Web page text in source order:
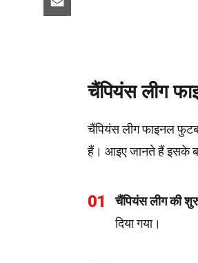
चैंपियंस लीग
चैंपियंस लीग फाइनल
हैं। आइए जानते हैं इसके
01 चैंपियंस लीग की
दिया गया।